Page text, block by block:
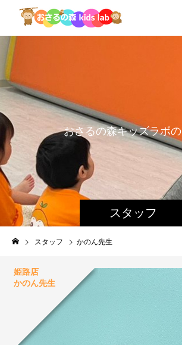
スタッフ
おさるの 森キッズラボのイン
スタッフ かのん先生
姫路店
かのん先生